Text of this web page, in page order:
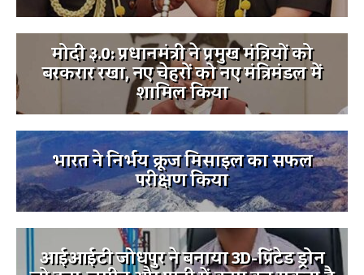
मोदी ३.0: प्रधानमंत्री ने प्रमुख मंत्रियों को
बरकरार रखा, नए चेहरों को नए मंत्रिमंडल में
शामिल किया
भारत ने निर्भय क्रूज मिसाइल का सफल
परीक्षण किया
आईआईटी जोधपुर ने बनाया 3D-प्रिंटेड ड्रोन